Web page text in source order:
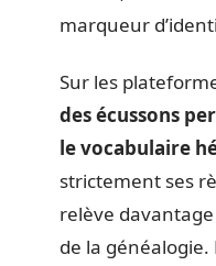
marqueur
Sur les
des écussons
le vocabulaire
strictement ses
relève
de la